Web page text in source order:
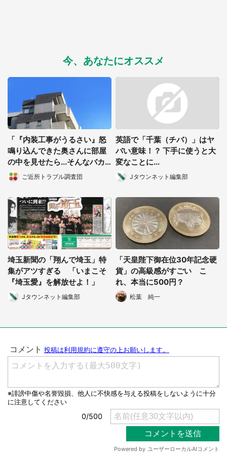
今、あなたにオススメ
「『内装工事がうるさい』怒
鳴り込んできた奥さんに部屋
の中を見せたら...そんなバカ
な！」（都道府県・年齢不
ご近所トラブル調査団
英語で「千葉（チバ）」はヤ
バい意味！？ 下手に使うと大
変なことに...
Jタウンネット編集部
埼玉新聞の「翔んで埼玉」特
集がアツすぎる 「いまこそ
『埼玉愛』を解放せよ！」
Jタウンネット編集部
「天皇陛下御在位30年記念硬
貨」の高級感がすごい こ
れ、本当に500円？
松葉 純一